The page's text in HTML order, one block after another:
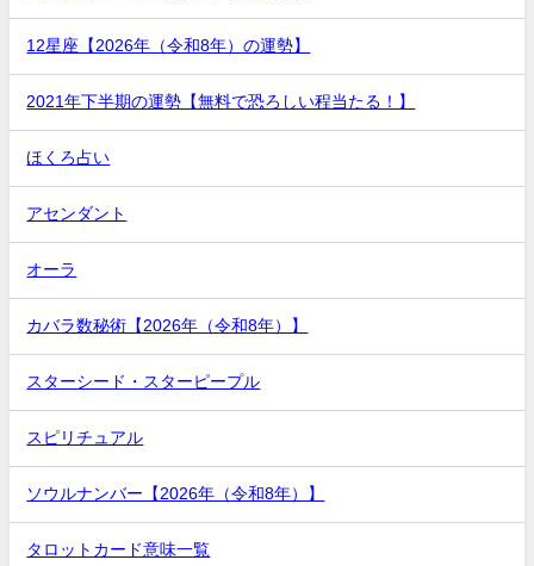
12星座【2026年（令和8年）の運勢】
2021年下半期の運勢【無料で恐ろしい程当たる！】
ほくろ占い
アセンダント
オーラ
カバラ数秘術【2026年（令和8年）】
スターシード・スターピープル
スピリチュアル
ソウルナンバー【2026年（令和8年）】
タロットカード意味一覧